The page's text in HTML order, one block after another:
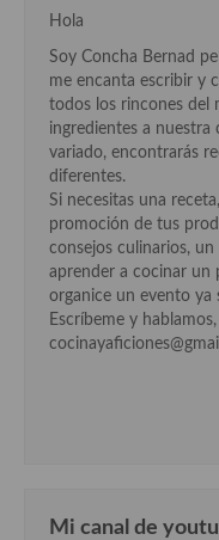
Hola
Soy Concha Bernad
me encanta escribir y
todos los rincones del
ingredientes a nuestra
variado, encontrarás
diferentes.
Si necesitas una
promoción de tus
consejos culinarios,
aprender a cocinar un
organice un evento ya
Escríbeme y
Mi canal de